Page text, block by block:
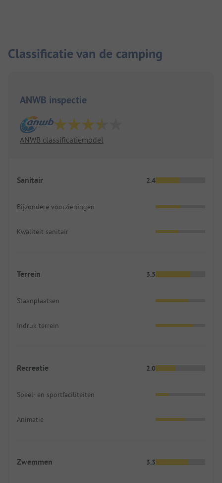
Classificatie van de camping
ANWB inspectie
ANWB classificatiemodel
Sanitair 2.4
Bijzondere voorzieningen
Kwaliteit sanitair
Terrein 3.5
Staanplaatsen
Indruk terrein
Recreatie 2.0
Speel- en sportfaciliteiten
Animatie
Zwemmen 3.3